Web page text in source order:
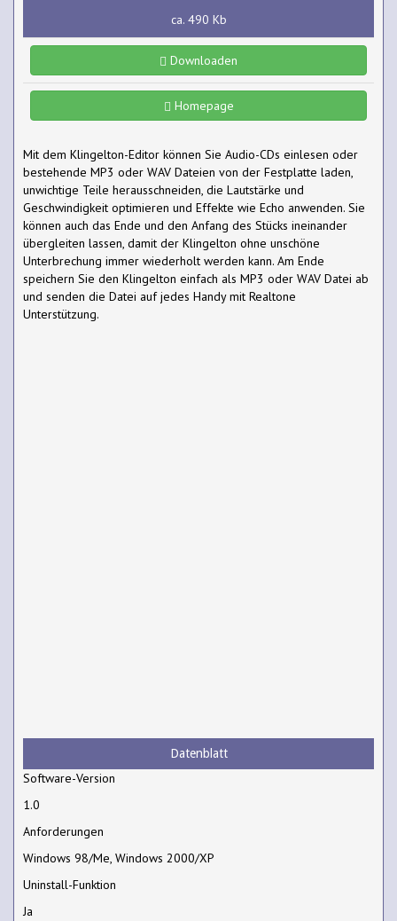
ca. 490 Kb
Downloaden
Homepage
Mit dem Klingelton-Editor können Sie Audio-CDs einlesen oder
bestehende MP3 oder WAV Dateien von der Festplatte laden,
unwichtige Teile herausschneiden, die Lautstärke und
Geschwindigkeit optimieren und Effekte wie Echo anwenden. Sie
können auch das Ende und den Anfang des Stücks ineinander
übergleiten lassen, damit der Klingelton ohne unschöne
Unterbrechung immer wiederholt werden kann. Am Ende
speichern Sie den Klingelton einfach als MP3 oder WAV Datei ab
und senden die Datei auf jedes Handy mit Realtone
Unterstützung.
Datenblatt
Software-Version
1.0
Anforderungen
Windows 98/Me, Windows 2000/XP
Uninstall-Funktion
Ja